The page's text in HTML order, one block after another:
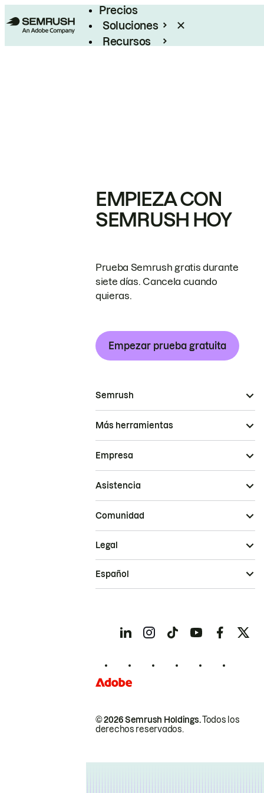
Precios
Soluciones
Recursos
EMPIEZA CON
SEMRUSH HOY
Prueba Semrush gratis durante
siete días. Cancela cuando
quieras.
Empezar prueba gratuita
Semrush
Más herramientas
Empresa
Asistencia
Comunidad
© 2026 Semrush Holdings.Todos los
derechos reservados.
Legal
Español